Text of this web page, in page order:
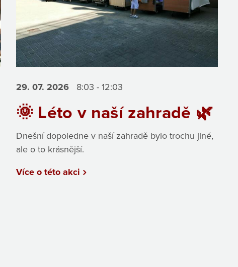
29. 07. 2026 8:03 - 12:03
🌞 Léto v naší zahradě 🌿
Dnešní dopoledne v naší zahradě bylo trochu jiné,
ale o to krásnější.
Více o této akci